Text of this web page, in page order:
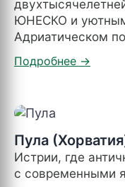
ЮНЕСКО и
Адриатическом
Пула
Истрии, где
с современными